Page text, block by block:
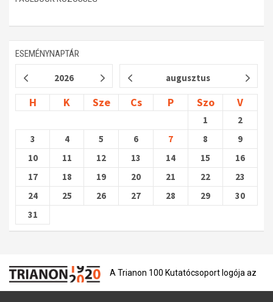
ESEMÉNYNAPTÁR
2026 augusztus
H K Sze Cs P Szo V
1
2
3
4 5 6 7 8
9
10
11 12 13 14 15
16
17
18 19 20 21 22
23
24
25 26 27 28 29
30
31
A Trianon 100 Kutatócsoport logója az